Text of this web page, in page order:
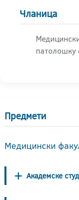
Чланица
патолошку
Предмети
Медицински
Академске